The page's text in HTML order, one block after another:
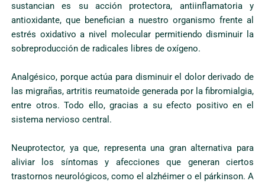
sustancian es su acción protectora, antiinflamatoria y
antioxidante, que benefician a nuestro organismo frente al
estrés oxidativo a nivel molecular permitiendo disminuir la
sobreproducción de radicales libres de oxígeno.
Analgésico, porque actúa para disminuir el dolor derivado de
las migrañas, artritis reumatoide generada por la fibromialgia,
entre otros. Todo ello, gracias a su efecto positivo en el
sistema nervioso central.
Neuprotector, ya que, representa una gran alternativa para
aliviar los síntomas y afecciones que generan ciertos
trastornos neurológicos, como el alzhéimer o el párkinson. A